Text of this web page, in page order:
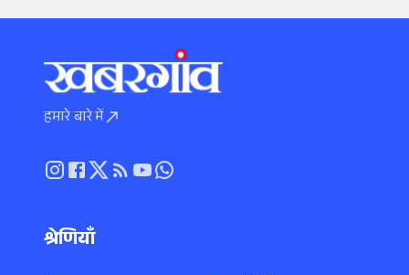
हमारे बारे में
श्रेणियाँ